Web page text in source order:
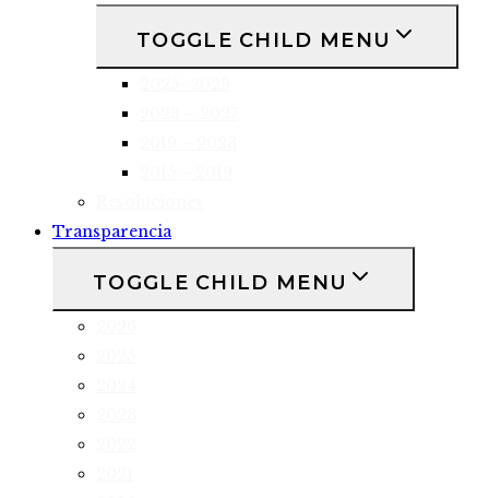
TOGGLE CHILD MENU
Transparencia
TOGGLE CHILD MENU